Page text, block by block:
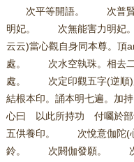
次平等開語。 次普
明妃。 次無能害力明
云云)當心觀自身同本尊。頂
處。 次水空執珠。相去二
處。 次定印觀五字(逆順
結根本印。誦本明七遍
心曰 以此所持功 付囑於
五供養印。 次悅意伽
鈴。 次閼伽發願。 次